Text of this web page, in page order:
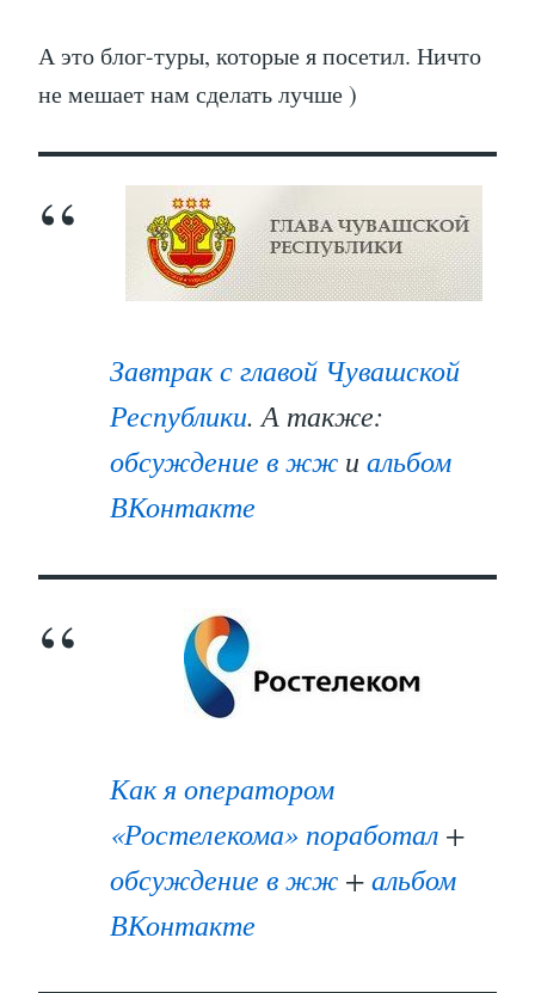
А это блог-туры, которые я посетил. Ничто
не мешает нам сделать лучше )
Завтрак с главой Чувашской
Республики. А также:
обсуждение в жж и альбом
ВКонтакте
Как я оператором
«Ростелекома» поработал +
обсуждение в жж +альбом
ВКонтакте